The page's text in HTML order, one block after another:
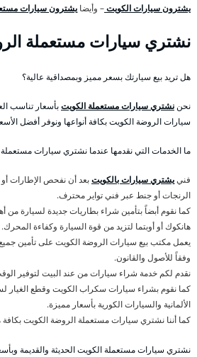
يشترون سيارات الكويت– وأيضا يشترون سيارات
نشتري سيارات مستعملة
هل تريد بيع سيارتك بسعر مميز وبمصداقية عالية؟
نحننشتري سيارات مستعملة الكويتبأسعار تناسب
سيارات الروضة الكويت بكافة أنواعها ونوفر أفضل
ما الخدمات التي نقدمها عندما نشتري سيارات
فنييشتري سيارات بالكويتبعد أن نفحص الإطارات أو
الرنجات أو جنط عبر فني تواير محترف.
كما نقوم أبضاً بتأمين شراء بطاريات جديدة لسيارة من
هانكوك أو أوبتما لتزيد من قوة السيارة وكفاءة المحرك.
يعمل مكتب بيع سيارات الروضة الكويت على تأمين جميع
وفقاً للأصول والقانون.
نقدم لكم خدمة شراء سيارات من عند البيت لتوفير الوقت
كما نقوم بشراء سيارات سكراب الكويت وقطع الغيار
الألمانية والسيارات الكورية بأسعار مميزة.
كما أننا نشتري سيارات مستعملة الروضة الكويت بكافة
نشتري سيارات مستعملة الكويت الحديثة والقديمة